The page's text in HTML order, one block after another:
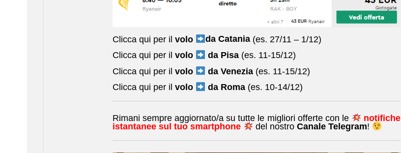
Clicca qui per il volo da Catania (es. 27/11 – 1/12)
Clicca qui per il volo da Pisa (es. 11-15/12)
Clicca qui per il volo da Venezia (es. 11-15/12)
Clicca qui per il volo da Roma (es. 10-14/12)
Rimani sempre aggiornato/a su tutte le migliori offerte con le
notifiche
istantanee sul tuo smartphone
del nostroCanale Telegram!